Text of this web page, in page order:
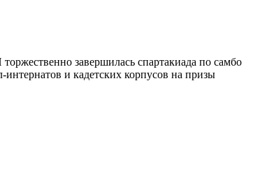
завершилась спартакиада по самбо
и кадетских корпусов на призы